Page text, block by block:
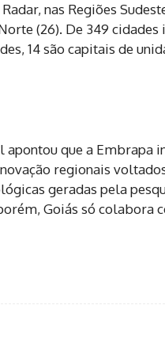
nas Regiões
(26). De 349 cidades
14 são capitais de
que a Embrapa
regionais
geradas pela
Goiás só colabora